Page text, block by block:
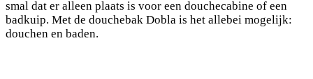
smal dat er alleen plaats is voor een douchecabine of een
badkuip. Met de douchebak Dobla is het allebei mogelijk:
douchen en baden.